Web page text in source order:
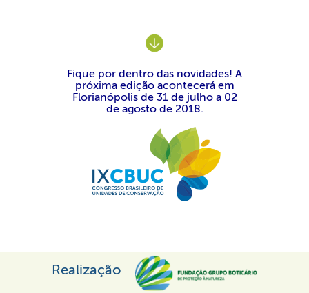
Fique por dentro das novidades! A
próxima edição acontecerá em
Florianópolis de 31 de julho a 02
de agosto de 2018.
Realização